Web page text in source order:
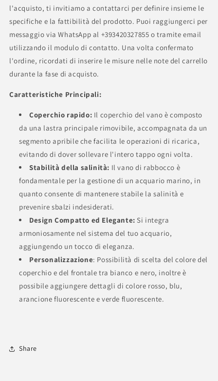
l'acquisto, ti invitiamo a contattarci per definire insieme le
specifiche e la fattibilità del prodotto. Puoi raggiungerci per
messaggio via WhatsApp al +393420327855 o tramite email
utilizzando il modulo di contatto. Una volta confermato
l'ordine, ricordati di inserire le misure nelle note del carrello
durante la fase di acquisto.
Caratteristiche Principali:
Coperchio rapido: Il coperchio del vano è composto
da una lastra principale rimovibile, accompagnata da un
segmento apribile che facilita le operazioni di ricarica,
evitando di dover sollevare l'intero tappo ogni volta.
Stabilità della salinità: Il vano di rabbocco è
fondamentale per la gestione di un acquario marino, in
quanto consente di mantenere stabile la salinità e
prevenire sbalzi indesiderati.
Design Compatto ed Elegante: Si integra
armoniosamente nel sistema del tuo acquario,
aggiungendo un tocco di eleganza.
Personalizzazione: Possibilità di scelta del colore del
coperchio e del frontale tra bianco e nero, inoltre è
possibile aggiungere dettagli di colore rosso, blu,
arancione fluorescente e verde fluorescente.
Share